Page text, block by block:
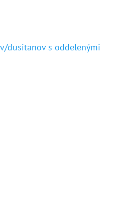
dusitanov s oddelenými